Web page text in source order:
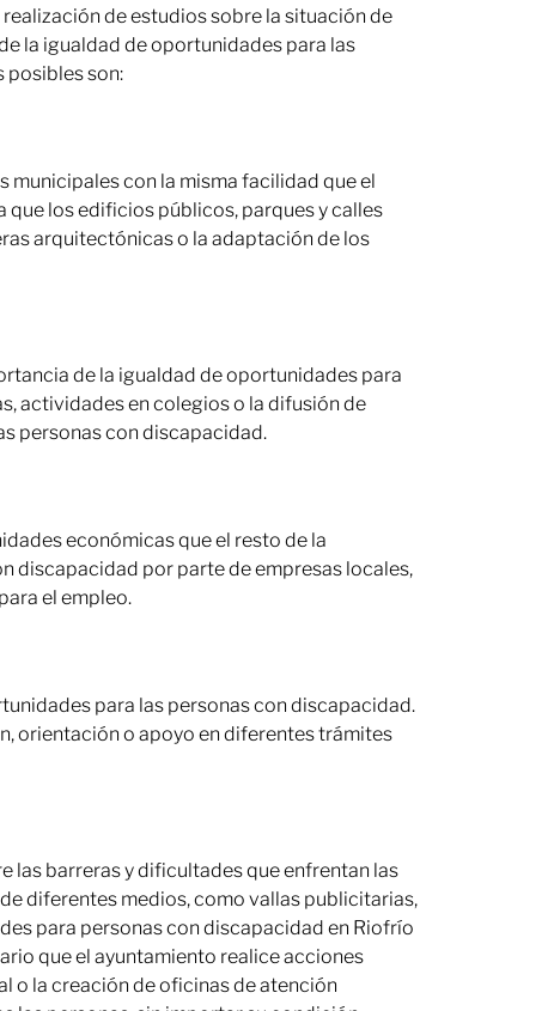
de estudios sobre la situación de
la igualdad de oportunidades para las
posibles son:
con la misma facilidad que el
los edificios públicos, parques y calles
arquitectónicas o la adaptación de los
de la igualdad de oportunidades para
actividades en colegios o la difusión de
personas con discapacidad.
económicas que el resto de la
discapacidad por parte de empresas locales,
el empleo.
para las personas con discapacidad.
orientación o apoyo en diferentes trámites
las barreras y dificultades que enfrentan las
diferentes medios, como vallas publicitarias,
para personas con discapacidad en Riofrío
que el ayuntamiento realice acciones
o la creación de oficinas de atención